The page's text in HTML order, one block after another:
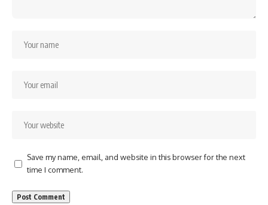
Save my name, email, and website in this browser for the next
time I comment.